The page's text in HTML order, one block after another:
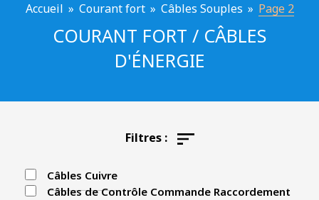
Accueil » Courant fort » Câbles Souples » Page 2
COURANT FORT / CÂBLES
D'ÉNERGIE
Filtres :
Câbles Cuivre
Câbles de Contrôle Commande Raccordement